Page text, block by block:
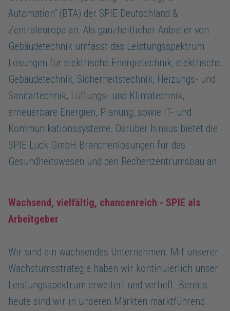
Automation“ (BTA) der SPIE Deutschland &
Zentraleuropa an. Als ganzheitlicher Anbieter von
Gebäudetechnik umfasst das Leistungsspektrum
Lösungen für elektrische Energietechnik, elektrische
Gebäudetechnik, Sicherheitstechnik, Heizungs- und
Sanitärtechnik, Lüftungs- und Klimatechnik,
erneuerbare Energien, Planung, sowie IT- und
Kommunikationssysteme. Darüber hinaus bietet die
SPIE Lück GmbH Branchenlösungen für das
Gesundheitswesen und den Rechenzentrumsbau an.
Wachsend, vielfältig, chancenreich - SPIE als
Arbeitgeber
Wir sind ein wachsendes Unternehmen. Mit unserer
Wachstumsstrategie haben wir kontinuierlich unser
Leistungsspektrum erweitert und vertieft. Bereits
heute sind wir in unseren Märkten marktführend.